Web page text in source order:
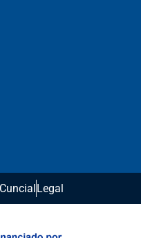
CuncialLegal